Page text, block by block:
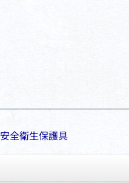
安全衛⽣保護具